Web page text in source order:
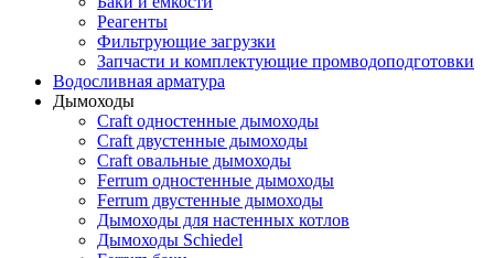
Реагенты
Фильтрующие загрузки
Запчасти и комплектующие промводоподготовки
Водосливная арматура
Дымоходы
Craft одностенные дымоходы
Craft двустенные дымоходы
Craft овальные дымоходы
Ferrum одностенные дымоходы
Ferrum двустенные дымоходы
Дымоходы для настенных котлов
Дымоходы Schiedel